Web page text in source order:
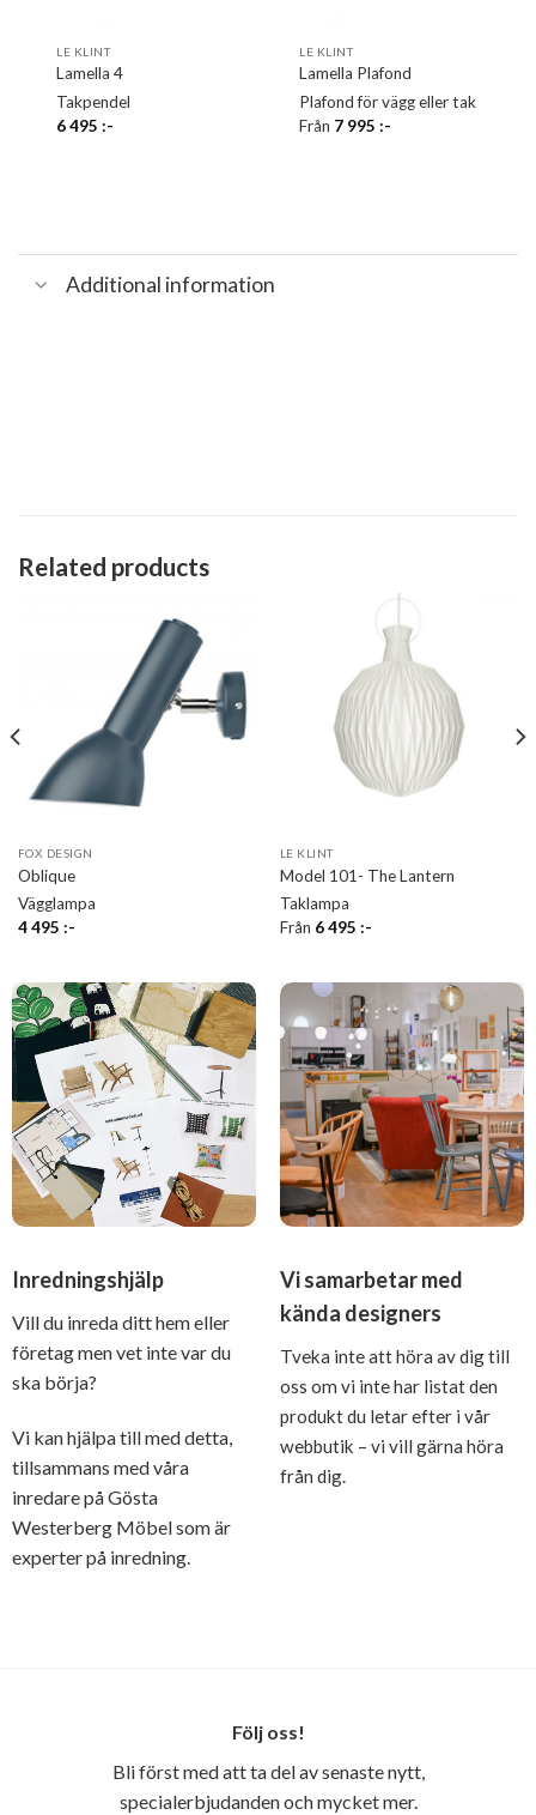
LE KLINT
Lamella 4
Takpendel
6 495:-
LE KLINT
Lamella Plafond
Plafond för vägg eller tak
Från 7 995:-
Additional information
Related products
FOX DESIGN
Oblique
Vägglampa
4 495 :-
LE KLINT
Model 101- The Lantern
Taklampa
Från 6 495 :-
Inredningshjälp
Vill du inreda ditt hem eller
företag men vet inte var du
ska börja?
Vi kan hjälpa till med detta,
tillsammans med våra
inredare på Gösta
Westerberg Möbel som är
experter på inredning.
Vi samarbetar med
kända designers
Tveka inte att höra av dig till
oss om vi inte har listat den
produkt du letar efter i vår
webbutik – vi vill gärna höra
från dig.
Följ oss!
Bli först med att ta del av senaste nytt,
specialerbjudanden och mycket mer.